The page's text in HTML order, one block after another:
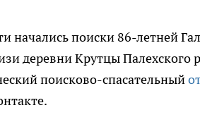
начались поиски 86-летней
деревни Крутцы
поисково-спасательный